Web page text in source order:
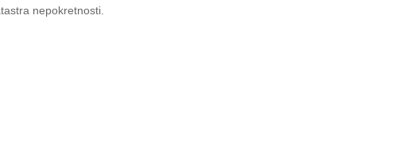
nepokretnosti.